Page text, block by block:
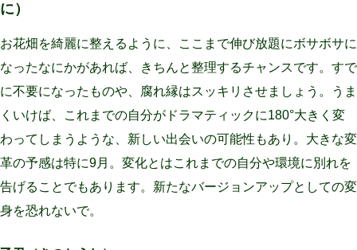
に）
お花畑を綺麗に整えるように、ここまで伸び放題にボサボサに
なったなにかがあれば、きちんと整理するチャンスです。すで
に不要になったものや、腐れ縁はスッキリさせましょう。うま
くいけば、これまでの自分がドラマティックに180°大きく変
わってしまうような、新しい出会いの可能性もあり。大きな変
革の予感は特に9月。変化とはこれまでの自分や環境に別れを
告げることでもあります。新たなバージョンアップとしての変
身を恐れないで。